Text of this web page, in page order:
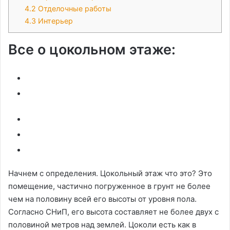
4.2 Отделочные работы
4.3 Интерьер
Все о цокольном этаже:
Начнем с определения. Цокольный этаж что это? Это
помещение, частично погруженное в грунт не более
чем на половину всей его высоты от уровня пола.
Согласно СНиП, его высота составляет не более двух с
половиной метров над землей. Цоколи есть как в